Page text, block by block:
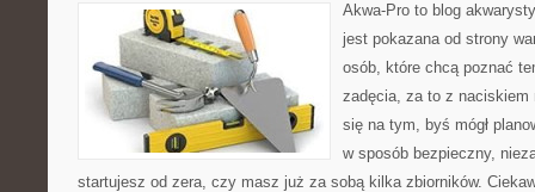
Akwa-Pro to blog
jest pokazana od strony
osób, które chcą poznać
zadęcia, za to z naciskiem
się na tym, byś mógł
w sposób bezpieczny,
startujesz od zera, czy masz już za sobą kilka zbiorników.